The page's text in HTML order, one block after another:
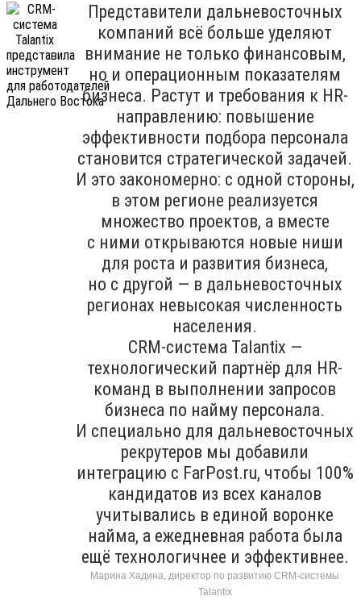
Представители дальневосточных
компаний всё больше уделяют
внимание не только финансовым,
но и операционным показателям
бизнеса. Растут и требования к HR-
направлению: повышение
эффективности подбора персонала
становится стратегической задачей.
И это закономерно: с одной стороны,
в этом регионе реализуется
множество проектов, а вместе
с ними открываются новые ниши
для роста и развития бизнеса,
но с другой — в дальневосточных
регионах невысокая численность
населения.
CRM-система Talantix —
технологический партнёр для HR-
команд в выполнении запросов
бизнеса по найму персонала.
И специально для дальневосточных
рекрутеров мы добавили
интеграцию с FarPost.ru, чтобы 100%
кандидатов из всех каналов
учитывались в единой воронке
найма, а ежедневная работа была
ещё технологичнее и эффективнее.
Марина Хадина, директор по развитию CRM-системы
Talantix